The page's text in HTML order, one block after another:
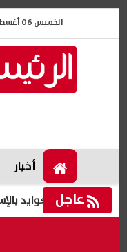
الخميس 06 أغسطس 2026 الموافق 23 صفر 1448
أخبار
عاجل
العوايد بالإسكندرية